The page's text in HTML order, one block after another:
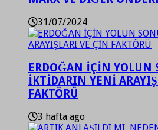
31/07/2024
ERDOĞAN İÇİN YOLUN
İKTİDARIN YENİ
FAKTÖRÜ
3 hafta ago